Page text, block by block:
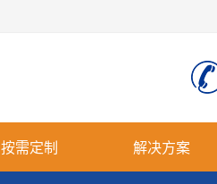
按需定制 解决方案